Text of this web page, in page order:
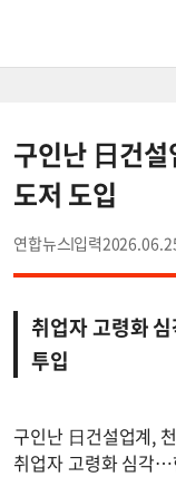
구인난 日건
도저 도입
연합뉴스
취업자 고령화
투입
구인난 日건설업계,
취업자 고령화 심각…